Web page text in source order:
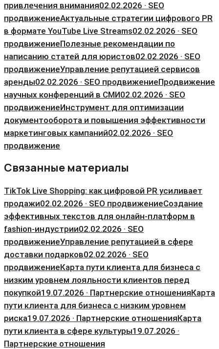
привлечения внимания02.02.2026 · SEO
продвижениеАктуальные стратегии цифрового PR
в формате YouTube Live Streams02.02.2026 · SEO
продвижениеПолезные рекомендации по
написанию статей для юристов02.02.2026 · SEO
продвижениеУправление репутацией сервисов
аренды02.02.2026 · SEO продвижениеПродвижение
научных конференций в СМИ02.02.2026 · SEO
продвижениеИнструмент для оптимизации
документооборота и повышения эффективности
маркетинговых кампаний02.02.2026 · SEO
продвижение
Связанные материалы
TikTok Live Shopping: как цифровой PR усиливает
продажи02.02.2026 · SEO продвижениеСоздание
эффективных текстов для онлайн-платформ в
fashion-индустрии02.02.2026 · SEO
продвижениеУправление репутацией в сфере
доставки подарков02.02.2026 · SEO
продвижениеКарта пути клиента для бизнеса с
низким уровнем лояльности клиентов перед
покупкой19.07.2026 · Партнерские отношенияКарта
пути клиента для бизнеса с низким уровнем
риска19.07.2026 · Партнерские отношенияКарта
пути клиента в сфере культуры19.07.2026 ·
Партнерские отношения